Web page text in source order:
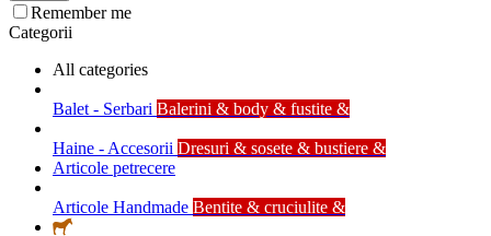
Remember me
Categorii
All categories
Balet - Serbari Balerini & body & fustite &
Haine - Accesorii Dresuri & sosete & bustiere &
Articole petrecere
Articole Handmade Bentite & cruciulite &